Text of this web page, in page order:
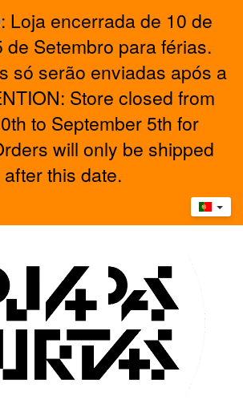
Loja encerrada de 10 de
de Setembro para férias.
só serão enviadas após a
Store closed from
to September 5th for
will only be shipped
after this date.